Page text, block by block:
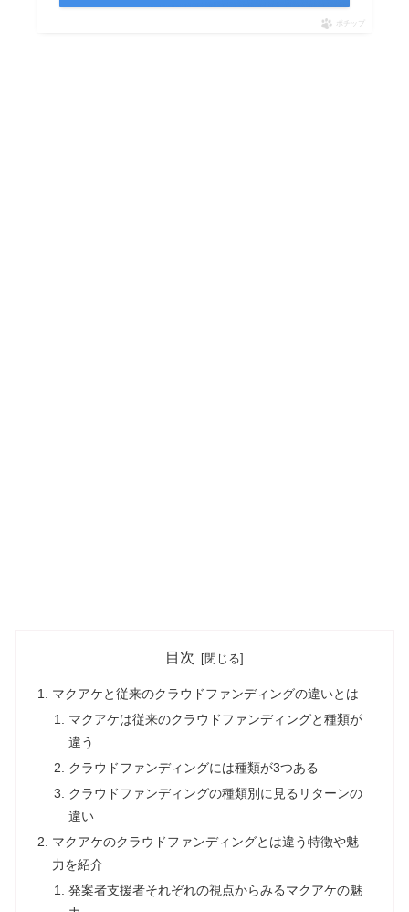
ポチップ
目次
マクアケと従来のクラウドファンディングの違いとは
マクアケは従来のクラウドファンディングと種類が
違う
クラウドファンディングには種類が3つある
クラウドファンディングの種類別に見るリターンの
違い
マクアケのクラウドファンディングとは違う特徴や魅
力を紹介
発案者支援者それぞれの視点からみるマクアケの魅